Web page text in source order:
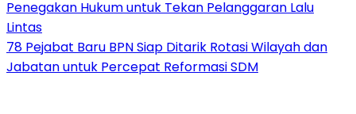
Penegakan Hukum untuk Tekan Pelanggaran Lalu
Lintas
78 Pejabat Baru BPN Siap Ditarik Rotasi Wilayah dan
Jabatan untuk Percepat Reformasi SDM